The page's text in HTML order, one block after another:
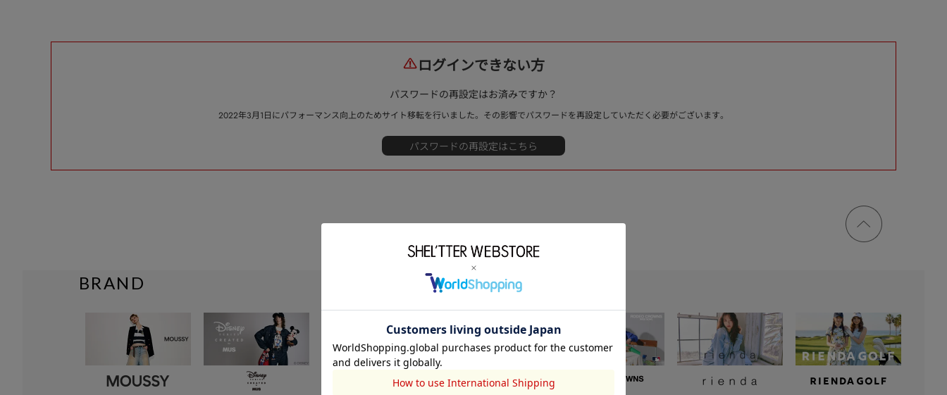
ログインできない方
パスワードの再設定はお済みですか？
2022年3月1日にパフォーマンス向上のためサイト移転を行いました。その影響でパスワードを再設定していただく必要がございます。
ページ
トップ
BRAND